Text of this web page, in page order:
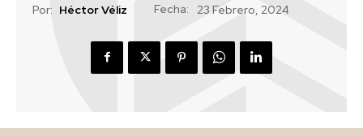
Por: Héctor Véliz Fecha: 23 Febrero, 2024